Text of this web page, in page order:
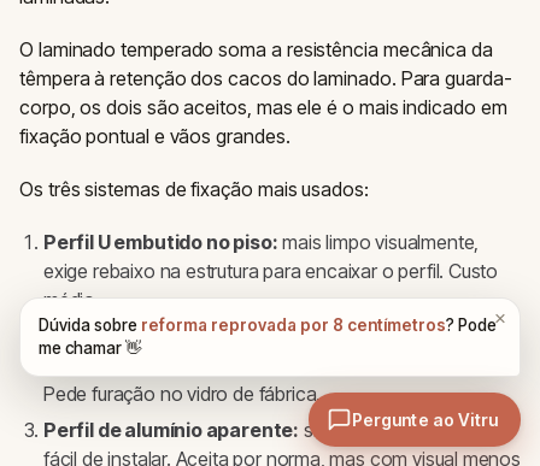
O laminado temperado soma a resistência mecânica da
têmpera à retenção dos cacos do laminado. Para guarda-
corpo, os dois são aceitos, mas ele é o mais indicado em
fixação pontual e vãos grandes.
Os três sistemas de fixação mais usados:
Perfil U embutido no piso: mais limpo visualmente,
exige rebaixo na estrutura para encaixar o perfil. Custo
médio.
Spider (garras pontuais em inox):visual mais
Pede furação no vidro de fábrica.
Perfil de alumínio aparente: sistema mais barato e
fácil de instalar. Aceita por norma, mas com visual menos